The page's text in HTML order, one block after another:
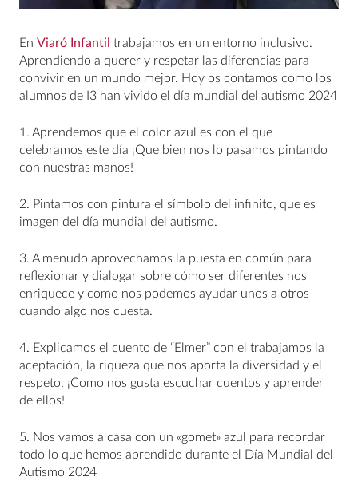
En Viaró Infantil trabajamos en un entorno inclusivo.
Aprendiendo a querer y respetar las diferencias para
convivir en un mundo mejor. Hoy os contamos como los
alumnos de I3 han vivido el día mundial del autismo 2024
1.⁠ ⁠Aprendemos que el color azul es con el que
celebramos este día ¡Que bien nos lo pasamos pintando
con nuestras manos!
2.⁠ ⁠Pintamos con pintura el símbolo del infinito, que es
imagen del día mundial del autismo.
3.⁠ ⁠A menudo aprovechamos la puesta en común para
reflexionar y dialogar sobre cómo ser diferentes nos
enriquece y como nos podemos ayudar unos a otros
cuando algo nos cuesta.
4.⁠ ⁠Explicamos el cuento de “Elmer” con el trabajamos la
aceptación, la riqueza que nos aporta la diversidad y el
respeto. ¡Como nos gusta escuchar cuentos y aprender
de ellos!
5.⁠ ⁠Nos vamos a casa con un «gomet» azul para recordar
todo lo que hemos aprendido durante el Día Mundial del
Autismo 2024